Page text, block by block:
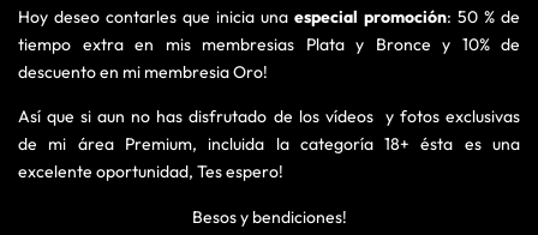
Hoy deseo contarles que inicia una especial promoción: 50 % de
tiempo extra en mis membresias Plata y Bronce y 10% de
descuento en mi membresia Oro!
Así que si aun no has disfrutado de los vídeos y fotos exclusivas
de mi área Premium, incluida la categoría 18+ ésta es una
excelente oportunidad, Tes espero!
Besos y bendiciones!